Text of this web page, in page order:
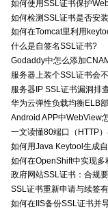
如何使用SSL证书保护
如何检测SSL证书是否安
如何在Tomcat里利用
什么是自签名SSL证书?
Godaddy中怎么添加
服务器上装个SSL证书会
服务器IP SSL证书漏洞排
华为云弹性负载均衡ELB
Android APP中WebView
一文读懂80端口（HTTP
如何用Java Keytool生成
如何在OpenShift中实现
政府网站SSL证书：合规
SSL证书重新申请与续签
如何在IIS备份SSL证书并